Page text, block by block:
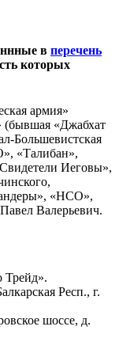
в перечень
которых
армия»
«Джабхат
Большевистская
«Талибан»,
Иеговы»,
«НСО»,
Валерьевич.
Трейд».
Респ., г.
шоссе, д.